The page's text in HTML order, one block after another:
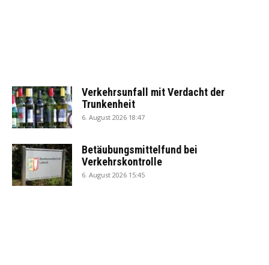
Verkehrsunfall mit Verdacht der
Trunkenheit
6. August 2026 18:47
Betäubungsmittelfund bei
Verkehrskontrolle
6. August 2026 15:45